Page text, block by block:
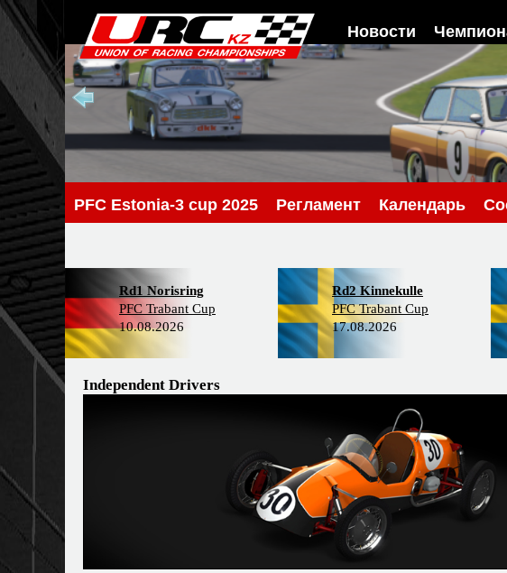
Новости
PFС Estonia-3 cup 2025 Регламент Календарь
Rd1 Norisring
PFC Trabant Cup
10.08.2026
Rd2 Kinnekulle
PFC Trabant Cup
17.08.2026
Independent Drivers